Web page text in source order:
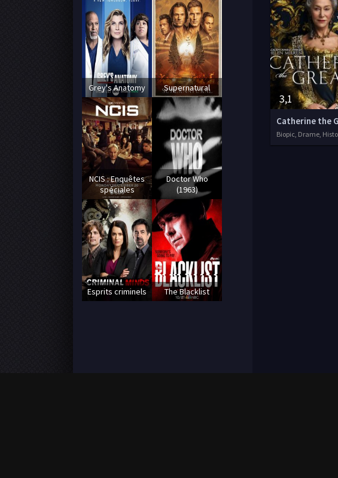
3,1
Catherine the
Grey's Anatomy Supernatural
NCIS : Enquêtes
spéciales
Doctor Who
(1963)
Esprits criminels The Blacklist